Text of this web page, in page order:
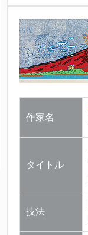
作家名
タイトル
技法